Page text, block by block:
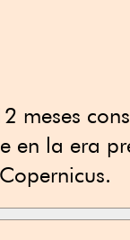
meses
en la era